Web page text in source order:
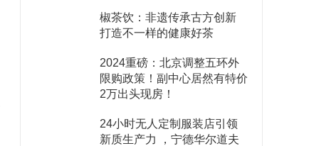
椒茶饮：非遗传承古方创新
打造不一样的健康好茶
2024重磅：北京调整五环外
限购政策！副中心居然有特价
2万出头现房！
24小时无人定制服装店引领
新质生产力 ，宁德华尔道夫